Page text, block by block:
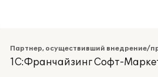
Партнер, осуществивший внедрение/
1С:Франчайзинг Софт-